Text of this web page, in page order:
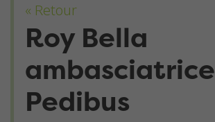
« Retour
Roy Bella
ambasciatrice
Pedibus